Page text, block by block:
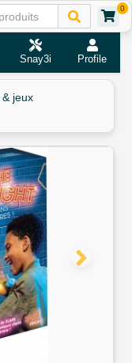
0
Snay3i Profile
jeux